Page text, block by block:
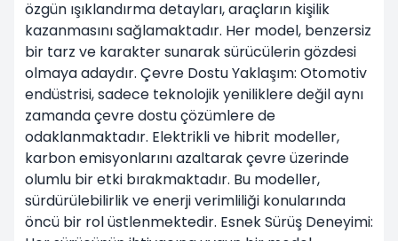
özgün ışıklandırma detayları, araçların kişilik
kazanmasını sağlamaktadır. Her model, benzersiz
bir tarz ve karakter sunarak sürücülerin gözdesi
olmaya adaydır. Çevre Dostu Yaklaşım: Otomotiv
endüstrisi, sadece teknolojik yeniliklere değil aynı
zamanda çevre dostu çözümlere de
odaklanmaktadır. Elektrikli ve hibrit modeller,
karbon emisyonlarını azaltarak çevre üzerinde
olumlu bir etki bırakmaktadır. Bu modeller,
sürdürülebilirlik ve enerji verimliliği konularında
öncü bir rol üstlenmektedir. Esnek Sürüş Deneyimi: